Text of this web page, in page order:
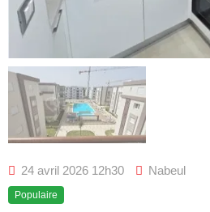
24 avril 2026 12h30 Nabeul
Populaire